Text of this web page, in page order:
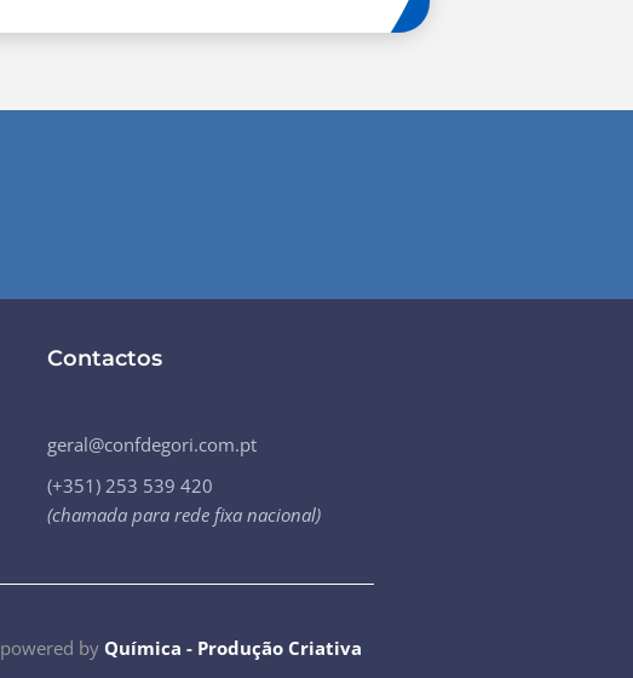
Contactos
geral@confdegori.com.pt
(+351) 253 539 420
(chamada para rede fixa nacional)
powered by Química - Produção Criativa